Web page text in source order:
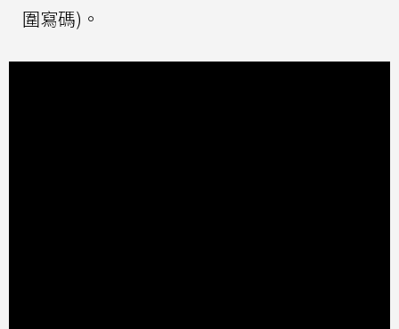
圍寫碼)。